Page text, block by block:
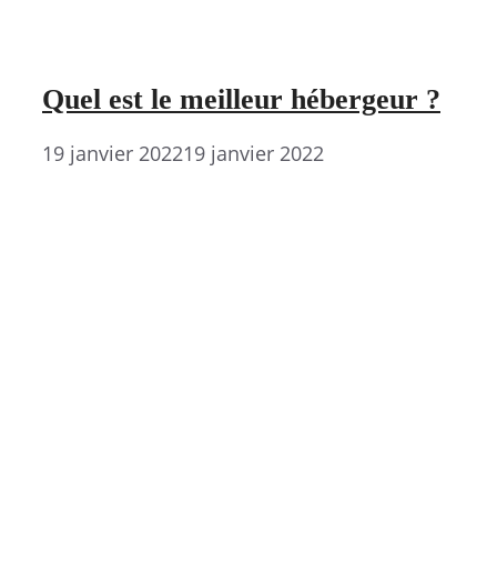
Quel est le meilleur hébergeur ?
19 janvier 202219 janvier 2022